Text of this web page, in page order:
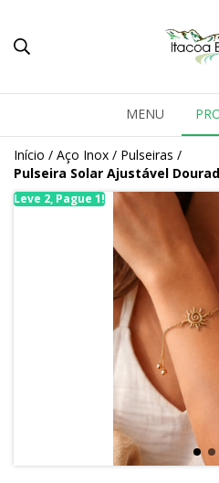
MENU
Início / Aço Inox / Pulseiras /
Pulseira Solar Ajustável
Leve 2, Pague 1!